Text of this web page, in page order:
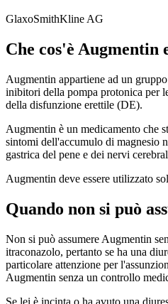
GlaxoSmithKline AG
Che cos'è Augmentin
Augmentin appartiene ad un
inibitori della pompa protonica per
della disfunzione erettile (DE).
Augmentin è un medicamento che
sintomi dell'accumulo di magnesio
gastrica del pene e dei nervi
Augmentin deve essere utilizzato
Quando non si può
Non si può assumere Augmentin
itraconazolo, pertanto se ha una
particolare attenzione per
Augmentin senza un controllo
Se lei è incinta o ha avuto una